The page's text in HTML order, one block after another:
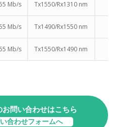
Mb/s Tx1550/Rx1310 nm
Mb/s Tx1490/Rx1550 nm
Mb/s Tx1550/Rx1490 nm
お問い合わせはこちら
合わせフォームへ